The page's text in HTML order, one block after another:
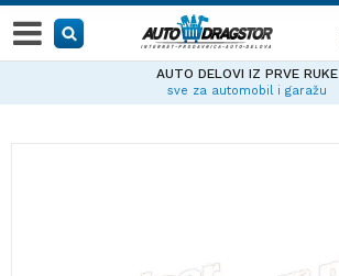
AUTO DELOVI IZ PRVE RUKE
sve za automobil i garažu